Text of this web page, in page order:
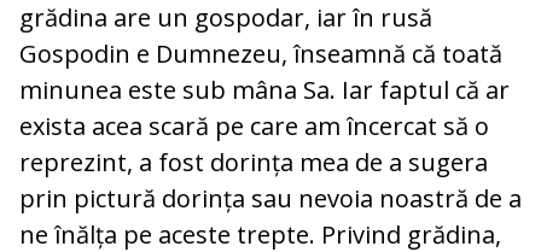
grădina are un gospodar, iar în rusă
Gospodin e Dumnezeu, înseamnă că toată
minunea este sub mâna Sa. Iar faptul că ar
exista acea scară pe care am încercat să o
reprezint, a fost dorința mea de a sugera
prin pictură dorința sau nevoia noastră de a
ne înălța pe aceste trepte. Privind grădina,